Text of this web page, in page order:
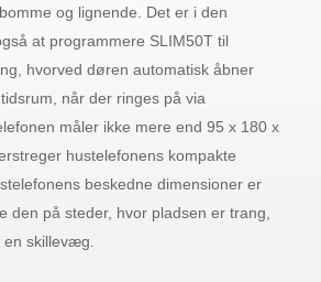
og lignende. Det er i den
at programmere SLIM50T til
hvorved døren automatisk åbner
når der ringes på via
måler ikke mere end 95 x 180 x
hustelefonens kompakte
beskedne dimensioner er
den på steder, hvor pladsen er trang,
en skillevæg.